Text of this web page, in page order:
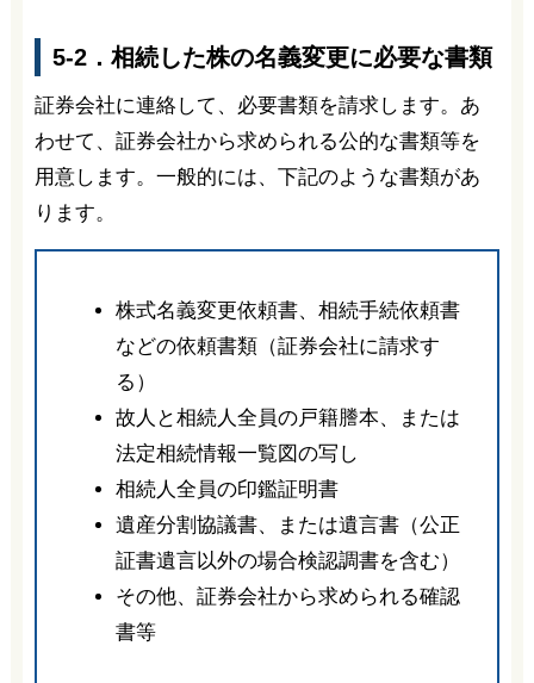
5-2．相続した株の名義変更に必要な書類
証券会社に連絡して、必要書類を請求します。あ
わせて、証券会社から求められる公的な書類等を
用意します。一般的には、下記のような書類があ
ります。
株式名義変更依頼書、相続手続依頼書
などの依頼書類（証券会社に請求す
る）
故人と相続人全員の戸籍謄本、または
法定相続情報一覧図の写し
相続人全員の印鑑証明書
遺産分割協議書、または遺言書（公正
証書遺言以外の場合検認調書を含む）
その他、証券会社から求められる確認
書等